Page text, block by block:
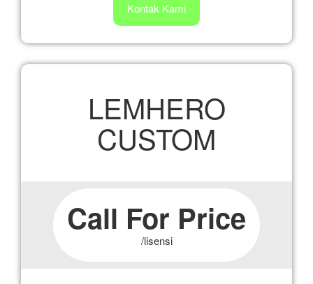
Kontak Kami
Custom ModeLEMHERO
CUSTOM
Call For Price
/lisensi